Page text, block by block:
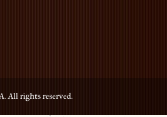
All rights reserved.